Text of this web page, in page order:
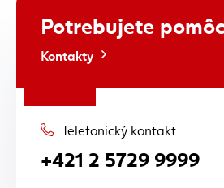
Potrebujete
Kontakty
Telefonický kontakt
+421 2 5729 9999